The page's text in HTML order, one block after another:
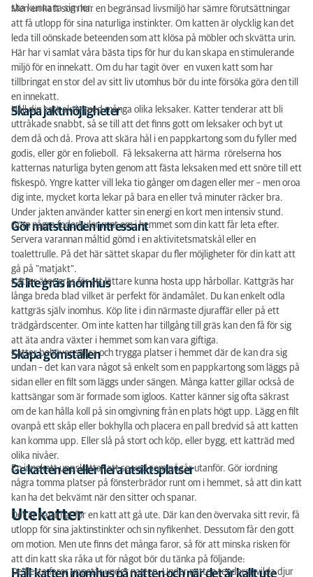
ska kunna ta sig ner.
Men en katt som har en begränsad livsmiljö har sämre förutsättningar
att få utlopp för sina naturliga instinkter. Om katten är olycklig kan det
leda till oönskade beteenden som att klösa på möbler och skvätta urin.
Här har vi samlat våra bästa tips för hur du kan skapa en stimulerande
miljö för en innekatt. Om du har tagit över en vuxen katt som har
tillbringat en stor del av sitt liv utomhus bör du inte försöka göra den till
en innekatt.
Skapa jaktmöjligheter
Håll din katt aktiv med många olika leksaker. Katter tenderar att bli
uttråkade snabbt, så se till att det finns gott om leksaker och byt ut
dem då och då. Prova att skära hål i en pappkartong som du fyller med
godis, eller gör en folieboll. Få leksakerna att härma rörelserna hos
katternas naturliga byten genom att fästa leksaken med ett snöre till ett
fiskespö. Yngre katter vill leka tio gånger om dagen eller mer – men oroa
dig inte, mycket korta lekar på bara en eller två minuter räcker bra.
Under jakten använder katter sin energi en kort men intensiv stund.
Gör matstunden intressant
Göm några foderkulor runt om i hemmet som din katt får leta efter.
Servera varannan måltid gömd i en aktivitetsmatskål eller en
toalettrulle. På det här sättet skapar du fler möjligheter för din katt att
gå på ”matjakt”.
Så lite gräs inomhus
Katter äter gräs för att lättare kunna hosta upp hårbollar. Kattgräs har
långa breda blad vilket är perfekt för ändamålet. Du kan enkelt odla
kattgräs själv inomhus. Köp lite i din närmaste djuraffär eller på ett
trädgårdscenter. Om inte katten har tillgång till gräs kan den få för sig
att äta andra växter i hemmet som kan vara giftiga.
Skapa gömställen
Katter behöver säkra och trygga platser i hemmet där de kan dra sig
undan – det kan vara något så enkelt som en pappkartong som läggs på
sidan eller en filt som läggs under sängen. Många katter gillar också de
kattsängar som är formade som igloos. Katter känner sig ofta säkrast
om de kan hålla koll på sin omgivning från en plats högt upp. Lägg en filt
ovanpå ett skåp eller bokhylla och placera en pall bredvid så att katten
kan komma upp. Eller slå på stort och köp, eller bygg, ett katträd med
olika nivåer.
Ge katten en eller flera utsiktsplatser
En innekatt uppskattar att se vad som pågår utanför. Gör iordning
några tomma platser på fönsterbrädor runt om i hemmet, så att din katt
kan ha det bekvämt när den sitter och spanar.
Utekatter
Det är naturligt för en katt att gå ute. Där kan den övervaka sitt revir, få
utlopp för sina jaktinstinkter och sin nyfikenhet. Dessutom får den gott
om motion. Men ute finns det många faror, så för att minska risken för
att din katt ska råka ut för något bör du tänka på följande:
Håll katten inomhus på natten och när det är kallt ute
De flesta faror uppstår under natten. Under natten tenderar vilda djur